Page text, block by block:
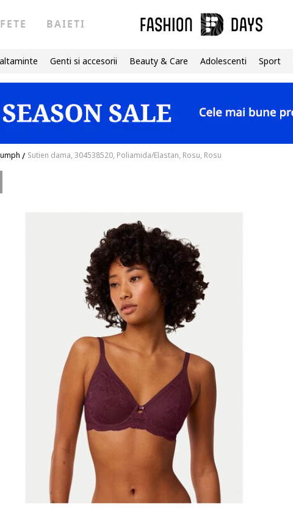
FETE BAIETI
Genti si accesorii Beauty & Care Adolescenti Sport
/ Sutien dama, 304538520, Poliamida/Elastan, Rosu, Rosu